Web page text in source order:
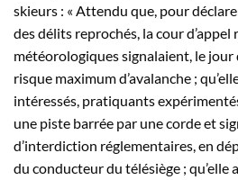
skieurs : « Attendu que, pour
des délits reprochés, la cour
météorologiques signalaient, le jour
risque maximum d’avalanche ;
intéressés, pratiquants
une piste barrée par une corde et
d’interdiction réglementaires, en
du conducteur du télésiège ; qu’elle